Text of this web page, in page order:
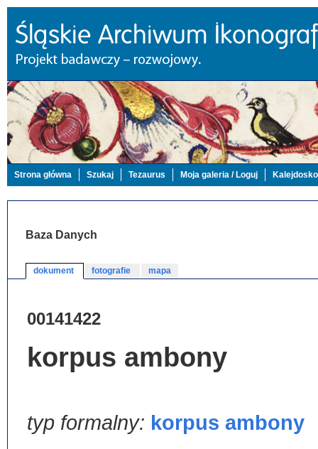
Strona główna Szukaj Tezaurus Moja galeria / Loguj
Baza Danych
dokument fotografie mapa
00141422
korpus ambony
typ formalny: korpus ambony